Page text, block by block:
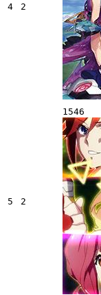
4 2
5 2
1546